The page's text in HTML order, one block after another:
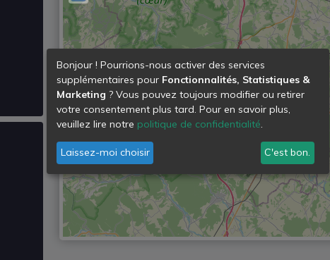
Bonjour ! Pourrions-nous activer des services
supplémentaires pour Fonctionnalités, Statistiques &
Marketing ? Vous pouvez toujours modifier ou retirer
votre consentement plus tard. Pour en savoir plus,
veuillez lire notre politique de confidentialité.
Laissez-moi choisir C'est bon.